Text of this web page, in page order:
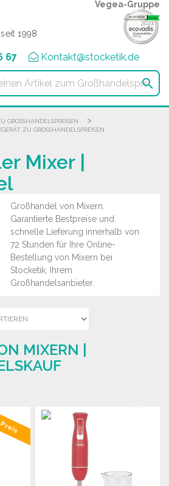
1998
Vegea-Gruppe
67 Kontakt@stocketik.de

GROSSHANDELSPREISEN >
ZU GROSSHANDELSPREISEN
Mixer |
Großhandel von Mixern.
Garantierte Bestpreise und
schnelle Lieferung innerhalb von
72 Stunden für Ihre Online-
Bestellung von Mixern bei
Stocketik, Ihrem
Großhandelsanbieter.
MIXERN |